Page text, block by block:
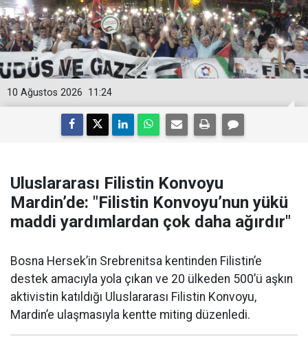
11:24
10 Ağustos 2026
Uluslararası Filistin Konvoyu
Mardin’de: "Filistin Konvoyu’nun yükü
maddi yardımlardan çok daha ağırdır"
Bosna Hersek’in Srebrenitsa kentinden Filistin’e
destek amacıyla yola çıkan ve 20 ülkeden 500’ü aşkın
aktivistin katıldığı Uluslararası Filistin Konvoyu,
Mardin’e ulaşmasıyla kentte miting düzenledi.